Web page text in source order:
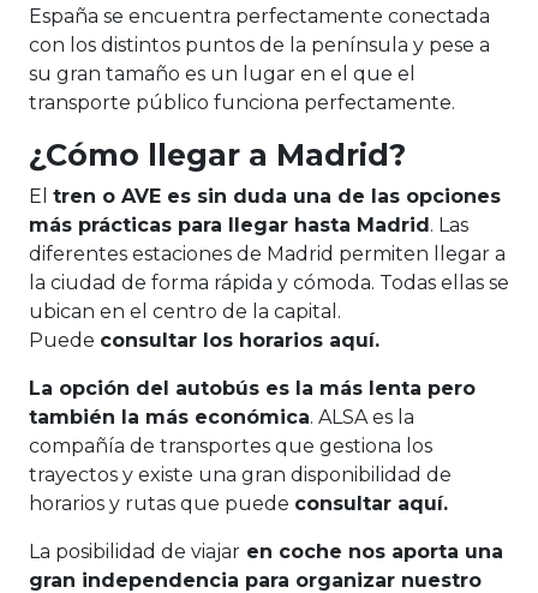
España se encuentra perfectamente conectada
con los distintos puntos de la península y pese a
su gran tamaño es un lugar en el que el
transporte público funciona perfectamente.
¿Cómo llegar a Madrid?
El tren o AVE es sin duda una de las opciones
más prácticas para llegar hasta Madrid. Las
diferentes estaciones de Madrid permiten llegar a
la ciudad de forma rápida y cómoda. Todas ellas se
ubican en el centro de la capital.
Puede consultar los horarios aquí.
La opción del autobús es la más lenta pero
también la más económica. ALSA es la
compañía de transportes que gestiona los
trayectos y existe una gran disponibilidad de
horarios y rutas que puede consultar aquí.
La posibilidad de viajar en coche nos aporta una
gran independencia para organizar nuestro